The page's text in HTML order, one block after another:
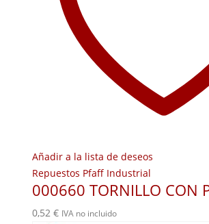
Añadir a la lista de deseos
Repuestos Pfaff Industrial
000660 TORNILLO CON
0,52 € IVA no incluido